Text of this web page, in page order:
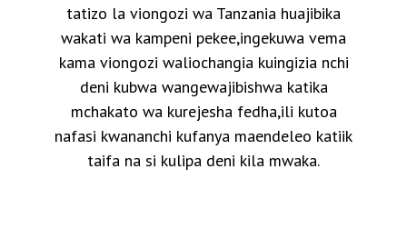
tatizo la viongozi wa Tanzania huajibika
wakati wa kampeni pekee,ingekuwa vema
kama viongozi waliochangia kuingizia nchi
deni kubwa wangewajibishwa katika
mchakato wa kurejesha fedha,ili kutoa
nafasi kwananchi kufanya maendeleo katiik
taifa na si kulipa deni kila mwaka.